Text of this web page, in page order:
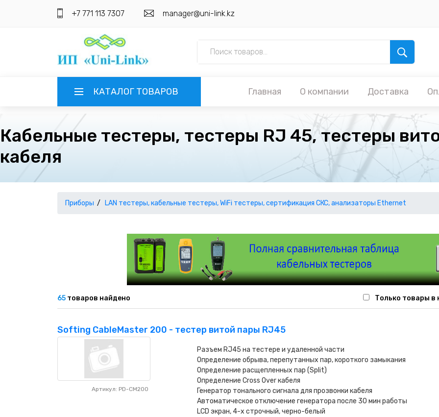
+7 771 113 7307 manager@uni-link.kz
КАТАЛОГ ТОВАРОВ Главная О компании Доставка
ГЛАВНАЯ
НАШИ ПОСТАВЩИКИ
ГЕОСИНТЕТИЧЕСКИЕ МАТЕРИАЛЫ
НАШИ СЕРТИФИКАТЫ
КОНТАКТЫ
Кабельные тестеры, тестеры RJ 45, тестеры
кабеля
Приборы LAN тестеры, кабельные тестеры, WiFi тестеры, сертификация СКС, анализаторы Ethernet
65 товаров найдено Только товары в
Softing CableMaster 200 - тестер витой пары RJ45
Артикул: PD-CM200
Разъем RJ45 на тестере и удаленной части
Определение обрыва, перепутанных пар, короткого замыкания
Определение расщепленных пар (Split)
Определение Cross Over кабеля
Генератор тонального сигнала для прозвонки кабеля
Автоматическое отключение генератора после 30 мин работы
LCD экран, 4-х строчный, черно-белый